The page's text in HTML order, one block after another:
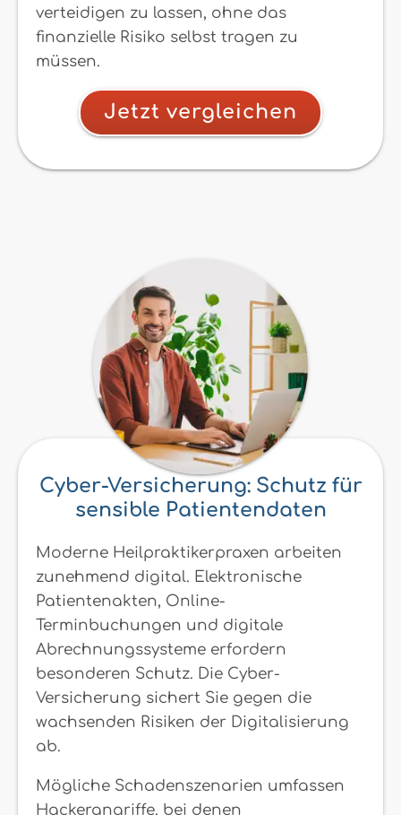
verteidigen zu lassen, ohne das
finanzielle Risiko selbst tragen zu
müssen.
Jetzt vergleichen
Cyber-Versicherung: Schutz für
sensible Patientendaten
Moderne Heilpraktikerpraxen arbeiten
zunehmend digital. Elektronische
Patientenakten, Online-
Terminbuchungen und digitale
Abrechnungssysteme erfordern
besonderen Schutz. Die Cyber-
Versicherung sichert Sie gegen die
wachsenden Risiken der Digitalisierung
ab.
Mögliche Schadenszenarien umfassen
Hackerangriffe, bei denen